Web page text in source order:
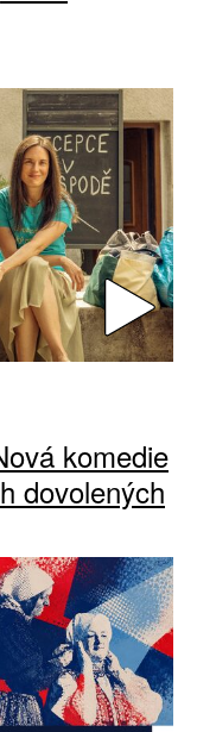
komedie
dovolených